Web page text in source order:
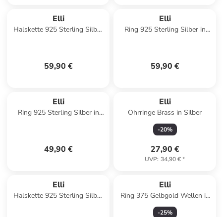
Elli
Halskette 925 Sterling Silber
59,90 €
Elli
Ring 925 Sterling Silber in
59,90 €
Elli
Ring 925 Sterling Silber in
49,90 €
Elli
Ohrringe Brass in Silber
-20%
27,90 €
UVP: 34,90 €*
Elli
Halskette 925 Sterling Silber
Elli
Ring 375 Gelbgold Wellen in
Gold
-25%